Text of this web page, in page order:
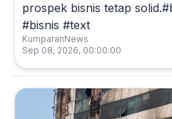
prospek bisnis tetap
#bisnis #text
KumparanNews
Sep 08, 2026, 00:00:00